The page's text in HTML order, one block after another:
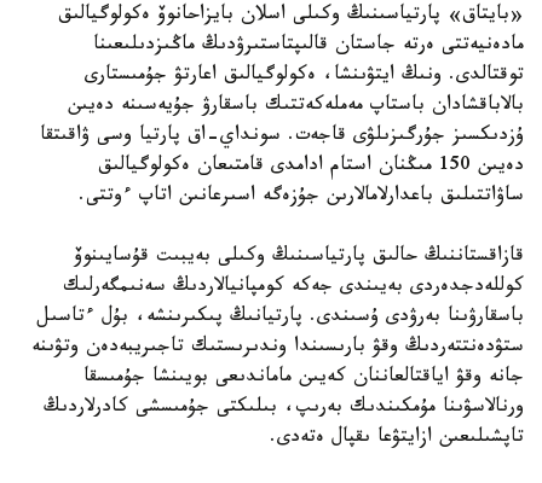
«بايتاق» پارتياسىنىڭ وكىلى اسلان بايزاحانوۆ ەكولوگيالىق
مادەنيەتتى ەرتە جاستان قالىپتاستىرۋدىڭ ماڭىزدىلىعىنا
توقتالدى. ونىڭ ايتۋىنشا، ەكولوگيالىق اعارتۋ جۇمىستارى
بالاباقشادان باستاپ مەملەكەتتىك باسقارۋ جۇيەسىنە دەيىن
ۇزدىكسىز جۇرگىزىلۋى قاجەت. سونداي-اق پارتيا وسى ۋاقىتقا
دەيىن 150 مىڭنان استام ادامدى قامتىعان ەكولوگيالىق
ساۋاتتىلىق باعدارلامالارىن جۇزەگە اسىرعانىن اتاپ ءوتتى.
قازاقستاننىڭ حالىق پارتياسىنىڭ وكىلى بەيبىت قۇسايىنوۆ
كوللەدجدەردى بەيىندى جەكە كومپانيالاردىڭ سەنىمگەرلىك
باسقارۋىنا بەرۋدى ۇسىندى. پارتيانىڭ پىكىرىنشە، بۇل ءتاسىل
ستۋدەنتتەردىڭ وقۋ بارىسىندا وندىرىستىك تاجىريبەدەن وتۋىنە
جانە وقۋ اياقتالعاننان كەيىن ماماندىعى بويىنشا جۇمىسقا
ورنالاسۋىنا مۇمكىندىك بەرىپ، بىلىكتى جۇمىسشى كادرلاردىڭ
تاپشىلىعىن ازايتۋعا ىقپال ەتەدى.